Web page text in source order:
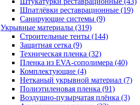
Шпатлёвки реставрационные (19)
Санирующие системы (9)
Укрывные материалы (319)
Строительные тенты (144)
Защитная сетка (9)
Техническая пленка (32)
Пленка из EVA-сополимера (40)
Комплектующие (4)
Нетканый укрывной материал (7)
Полиэтиленовая пленка (91)
Воздушно-пузырчатая плёнка (3)